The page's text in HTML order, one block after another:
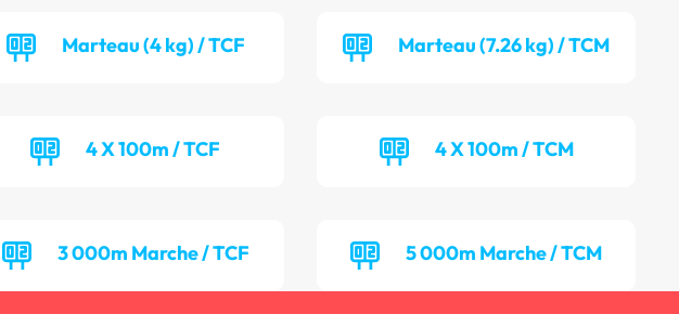
Marteau (4 kg) / TCF Marteau (7.26 kg) / TCM
4 X 100m / TCF 4 X 100m / TCM
3 000m Marche / TCF 5 000m Marche / TCM